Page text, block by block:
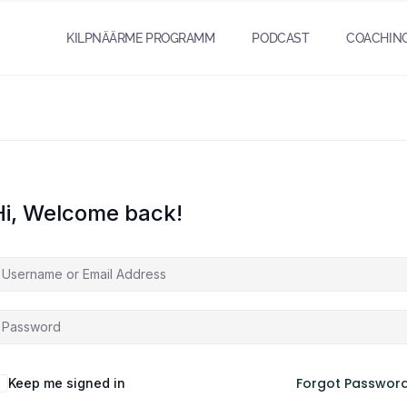
KILPNÄÄRME PROGRAMM PODCAST
Welcome back!
Keep me signed in Forgot